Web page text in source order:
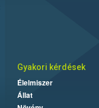
Gyakori kérdések
Élelmiszer
Állat